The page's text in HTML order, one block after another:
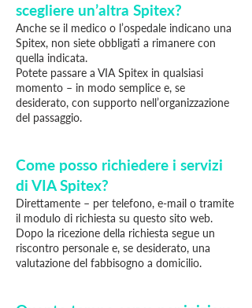
scegliere un’altra Spitex?
Anche se il medico o l’ospedale indicano una
Spitex, non siete obbligati a rimanere con
quella indicata.
Potete passare a VIA Spitex in qualsiasi
momento – in modo semplice e, se
desiderato, con supporto nell’organizzazione
del passaggio.
Come posso richiedere i servizi
di VIA Spitex?
Direttamente – per telefono, e-mail o tramite
il modulo di richiesta su questo sito web.
Dopo la ricezione della richiesta segue un
riscontro personale e, se desiderato, una
valutazione del fabbisogno a domicilio.